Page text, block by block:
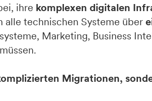
ihre komplexen digitalen
alle technischen Systeme über
Marketing, Business
Migrationen,